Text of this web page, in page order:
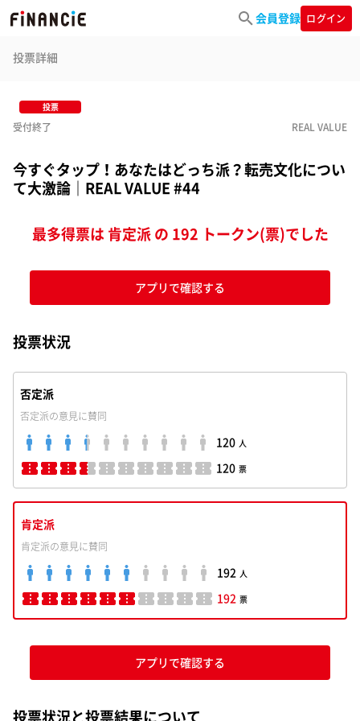
会員登録 ログイン
投票詳細
投票
受付終了 REAL VALUE
今すぐタップ！あなたはどっち派？転売文化につい
て大激論｜REAL VALUE #44
最多得票は 肯定派 の 192 トークン(票)でした
アプリで確認する
投票状況
否定派
否定派の意見に賛同
120 人
120 票
肯定派
肯定派の意見に賛同
192 人
192 票
アプリで確認する
投票状況と投票結果について